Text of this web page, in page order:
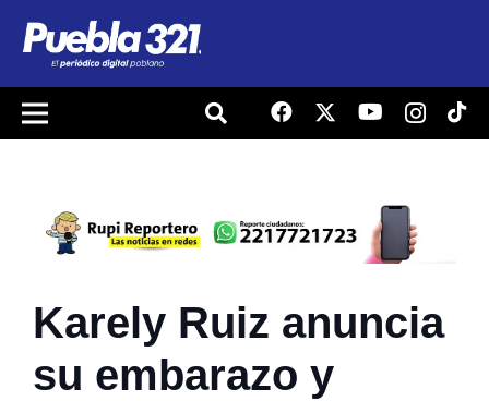
Karely Ruiz anuncia
su embarazo y